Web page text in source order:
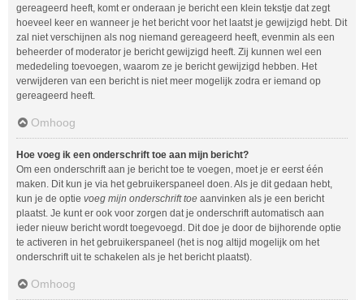
gereageerd heeft, komt er onderaan je bericht een klein tekstje dat zegt
hoeveel keer en wanneer je het bericht voor het laatst je gewijzigd hebt. Dit
zal niet verschijnen als nog niemand gereageerd heeft, evenmin als een
beheerder of moderator je bericht gewijzigd heeft. Zij kunnen wel een
mededeling toevoegen, waarom ze je bericht gewijzigd hebben. Het
verwijderen van een bericht is niet meer mogelijk zodra er iemand op
gereageerd heeft.
Omhoog
Hoe voeg ik een onderschrift toe aan mijn bericht?
Om een onderschrift aan je bericht toe te voegen, moet je er eerst één
maken. Dit kun je via het gebruikerspaneel doen. Als je dit gedaan hebt,
kun je de optie voeg mijn onderschrift toe aanvinken als je een bericht
plaatst. Je kunt er ook voor zorgen dat je onderschrift automatisch aan
ieder nieuw bericht wordt toegevoegd. Dit doe je door de bijhorende optie
te activeren in het gebruikerspaneel (het is nog altijd mogelijk om het
onderschrift uit te schakelen als je het bericht plaatst).
Omhoog